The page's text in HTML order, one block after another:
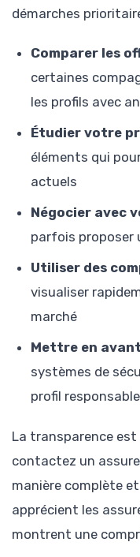
démarches
Comparer les
certaines
les profils avec
Étudier votre
éléments qui
actuels
Négocier avec
parfois proposer
Utiliser des
visualiser
marché
Mettre en
systèmes de
profil responsable
La transparence est
contactez un
manière complète
apprécient les
montrent une